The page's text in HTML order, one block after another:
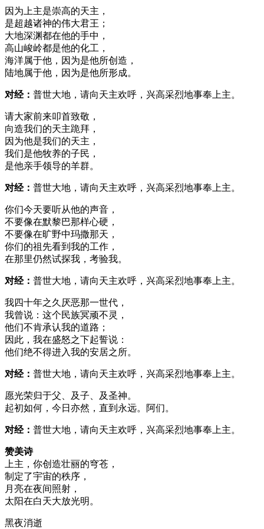
因为上主是崇高的天主，
是超越诸神的伟大君王；
大地深渊都在他的手中，
高山峻岭都是他的化工，
海洋属于他，因为是他所创造，
陆地属于他，因为是他所形成。
对经： 普世大地，请向天主欢呼，兴高采烈地事奉上主。
请大家前来叩首致敬，
向造我们的天主跪拜，
因为他是我们的天主，
我们是他牧养的子民，
是他亲手领导的羊群。
对经： 普世大地，请向天主欢呼，兴高采烈地事奉上主。
你们今天要听从他的声音，
不要像在默黎巴那样心硬，
不要像在旷野中玛撒那天，
你们的祖先看到我的工作，
在那里仍然试探我，考验我。
对经： 普世大地，请向天主欢呼，兴高采烈地事奉上主。
我四十年之久厌恶那一世代，
我曾说：这个民族冥顽不灵，
他们不肯承认我的道路；
因此，我在盛怒之下起誓说：
他们绝不得进入我的安居之所。
对经： 普世大地，请向天主欢呼，兴高采烈地事奉上主。
愿光荣归于父、及子、及圣神。
起初如何，今日亦然，直到永远。阿们。
对经： 普世大地，请向天主欢呼，兴高采烈地事奉上主。
赞美诗
上主，你创造壮丽的穹苍，
制定了宇宙的秩序，
月亮在夜间照射，
太阳在白天大放光明。
黑夜消逝